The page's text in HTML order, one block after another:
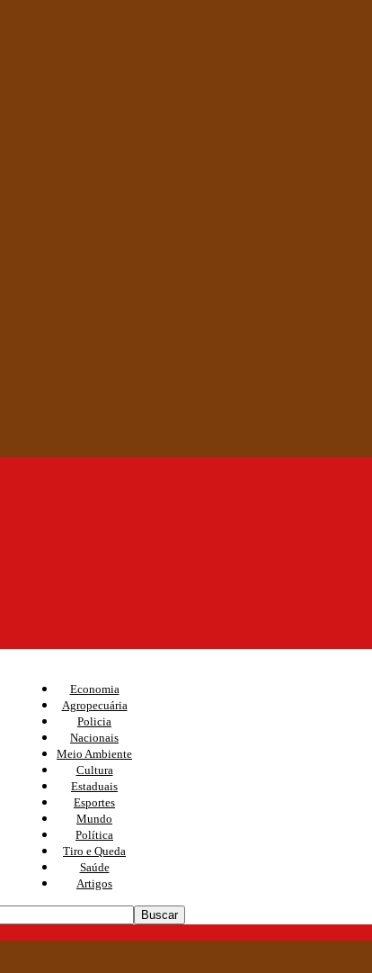
Economia
Agropecuária
Policia
Nacionais
Meio Ambiente
Cultura
Estaduais
Esportes
Mundo
Política
Tiro e Queda
Saúde
Artigos